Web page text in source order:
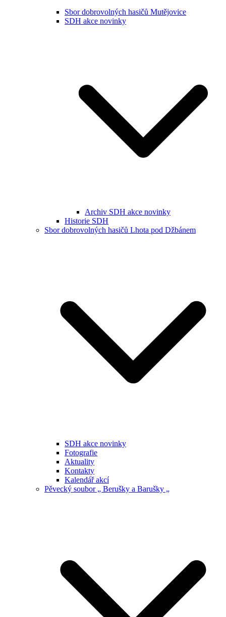
Sbor dobrovolných hasičů Mutějovice
SDH akce novinky
Archiv SDH akce novinky
Historie SDH
Sbor dobrovolných hasičů Lhota pod Džbánem
SDH akce novinky
Fotografie
Aktuality
Kontakty
Kalendář akcí
Pěvecký soubor „ Berušky a Barušky „